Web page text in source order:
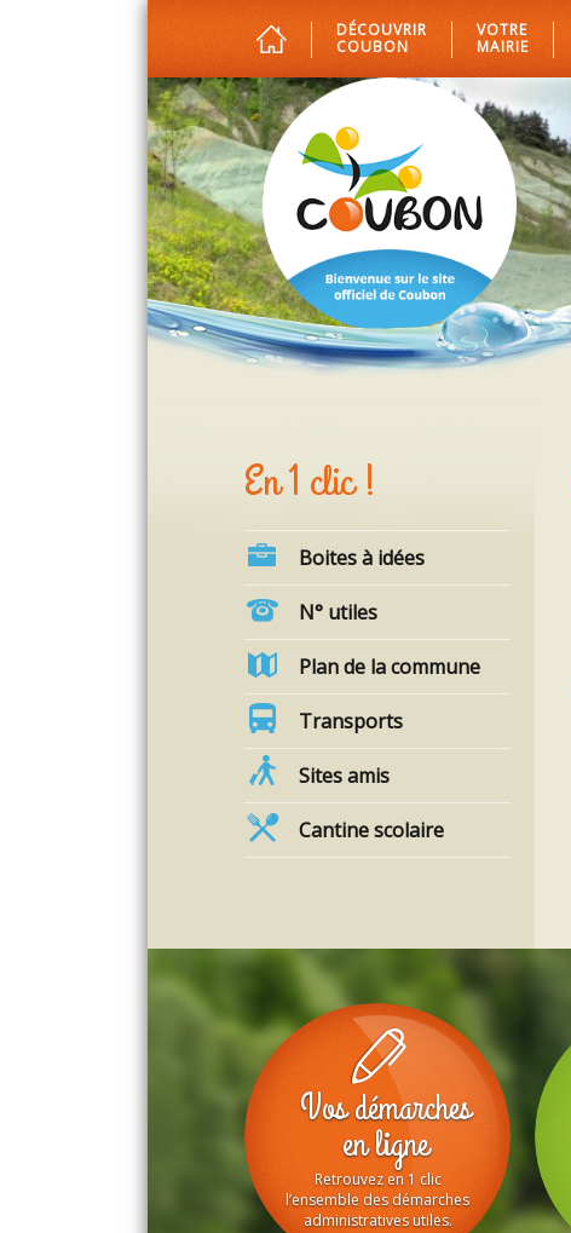
DÉCOUVRIR
COUBON
VOTRE
MAIRIE
En 1 clic !
Boites à idées
N° utiles
Plan de la commune
Transports
Sites amis
Cantine scolaire
Agenda des Z’apéros du vendredi !
Chaque vendredi, venez partager un moment
convivial au bord de la Loire avec les
associations de la commune ! RETROUVONS
du 29 mai au 7 août 2026
Buvette
Restauration sur place
Animations
Convivialité & bonne humeur Entre amis, en
famille ou entre voisins, profitez […]
Vos démarches
en ligne
Retrouvez en 1 clic
l’ensemble des démarches
administratives utiles.